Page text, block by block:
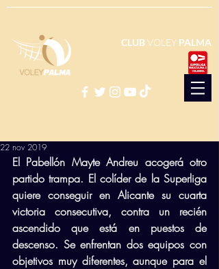
CLUBVOLEY PALMA
22 nov 2019
El Pabellón Mayte Andreu acogerá otro
partido trampa. El colíder de la Superliga
quiere conseguir en Alicante su cuarta
victoria consecutiva, contra un recién
ascendido que está en puestos de
descenso. Se enfrentan dos equipos con
objetivos muy diferentes, aunque para el